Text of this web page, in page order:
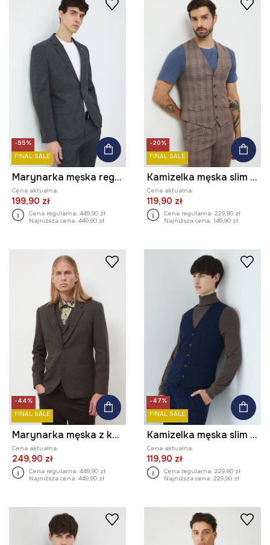
-55%
FINAL SALE
Marynarka męska regular w kratę
Cena aktualna:
199,90 zł
Cena regularna: 449,90 zł
Najniższa cena: 449,90 zł
-20%
FINAL SALE
Kamizelka męska slim w kratę
Cena aktualna:
119,90 zł
Cena regularna: 229,90 zł
Najniższa cena: 149,90 zł
-44%
FINAL SALE
Marynarka męska z kolekcji Zamek Królewski na Wawelu x Medicine
Cena aktualna:
249,90 zł
Cena regularna: 449,90 zł
Najniższa cena: 449,90 zł
-47%
FINAL SALE
Kamizelka męska slim w kratę
Cena aktualna:
119,90 zł
Cena regularna: 229,90 zł
Najniższa cena: 229,90 zł